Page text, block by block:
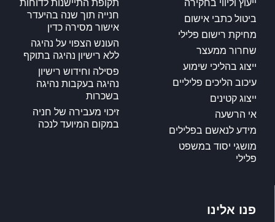
ייעוץ וליווי בחקירה
ביטול כתבי אישום
מחיקת רישום פלילי
שחרור ממעצר
ייצוג בהליכי שימוע
עיכוב הליכים פליליים
ייצוג קטינים
אי הרשעה
מידע לנאשם בפלילים
מושגי יסוד במשפט
פלילי
תקופת התיישנות לדוחות
חנייה תוך שנה בהיעדר
אישור מסירה כדין
העונש הצפוי על נהיגה
ללא רישיון נהיגה בתוקף
פסילה וחידוש רישיון
נהיגה בעקבות נהיגה
בשכרות
זיכוי מעבירה של חניה
במקום המיועד לנכה
פנו אלינו